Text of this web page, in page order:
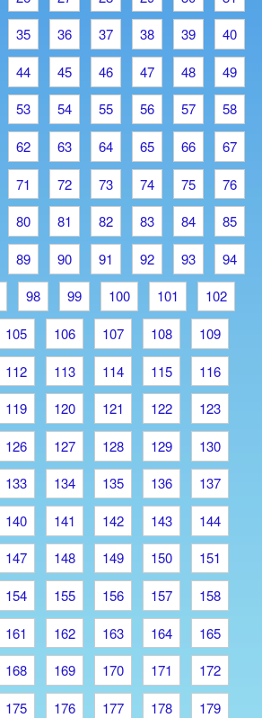
35 36 37 38 39
40
44 45 46 47 48
49
53 54 55 56 57
58
62 63 64 65 66
67
71 72 73 74 75
76
80 81 82 83 84
85
89 90 91 92 93
94
98 99 100 101
102
105 106 107 108
109
112 113 114 115
116
119 120 121 122
123
126 127 128 129
130
133 134 135 136
137
140 141 142 143
144
147 148 149 150
151
154 155 156 157
158
161 162 163 164
165
168 169 170 171
172
175 176 177 178
179